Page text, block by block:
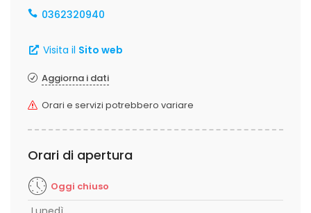
0362320940
Visita il Sito web
Aggiorna i dati
Orari e servizi potrebbero variare
Orari di apertura
Oggi chiuso